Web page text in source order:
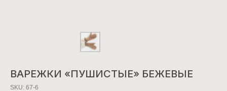
ВАРЕЖКИ «ПУШИСТЫЕ» БЕЖЕВЫЕ
SKU: 67-6